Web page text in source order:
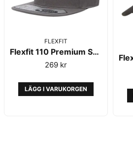
FLEXFIT
Flexfit 110 Premium Snapback Grey
269 kr
LÄGG I VARUKORGEN